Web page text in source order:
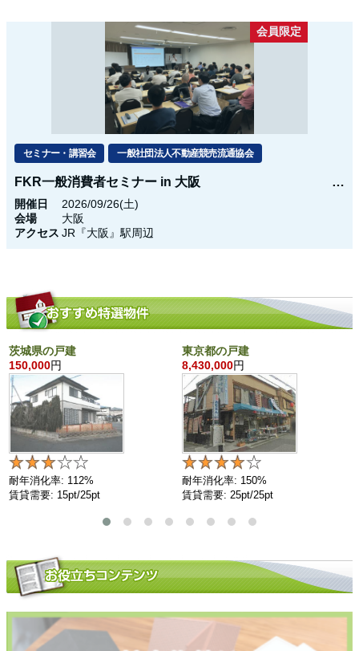
会員限定
セミナー・講習会 一般社団法人不動産競売流通協会
FKR一般消費者セミナー in 大阪
開催日
2026/09/26(土)
会場
大阪
アクセス JR『大阪』駅周辺
茨城県の戸建
150,000円
耐年消化率: 112%
賃貸需要: 15pt/25pt
東京都の戸建
8,430,000円
耐年消化率: 150%
賃貸需要: 25pt/25pt